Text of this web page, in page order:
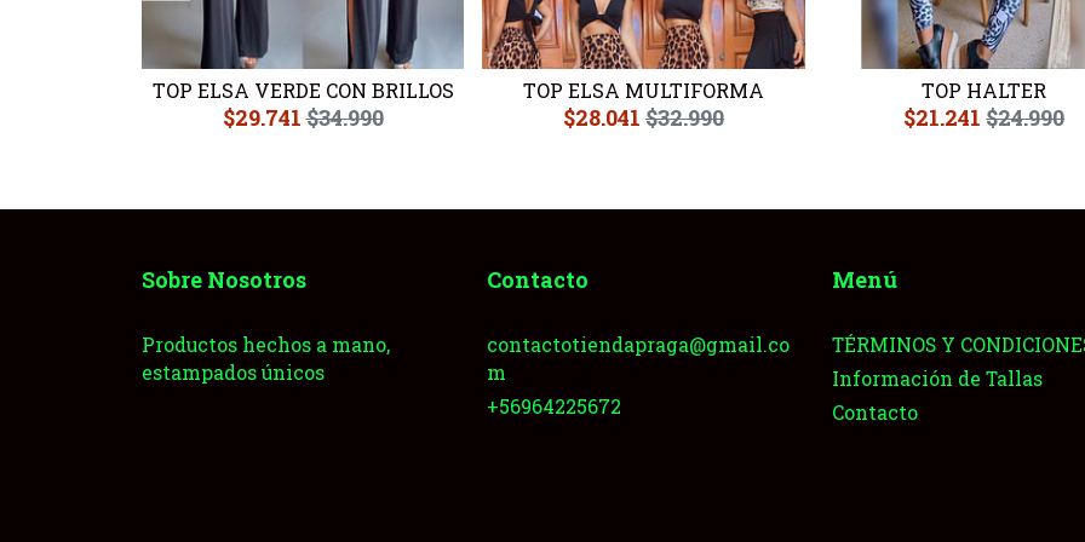
TOP ELSA VERDE CON BRILLOS
$29.741$34.990
TOP ELSA MULTIFORMA
$28.041 $32.990
TOP HALTER
$21.241 $24.990
Sobre Nosotros
Productos hechos a mano,
estampados únicos
Contacto
contactotiendapraga@gmail.co
m
+56964225672
Menú
TÉRMINOS Y
Información de Tallas
Contacto